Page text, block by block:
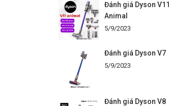
Đánh giá Dyson V11
Animal
5/9/2023
Đánh giá Dyson V7
5/9/2023
Đánh giá Dyson V8